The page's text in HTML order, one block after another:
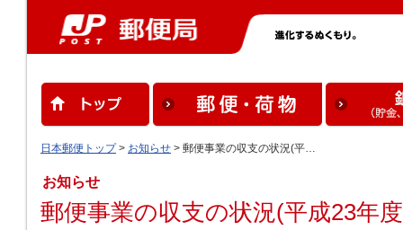
日本郵便トップ> お知らせ > 郵便事業の収支の状況(平…
お知らせ
郵便事業の収支の状況(平成23年